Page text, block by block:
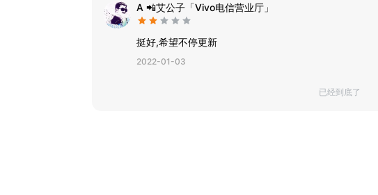
A 📲艾公子「Vivo电信营业厅」
挺好,希望不停更新
2022-01-03
已经到底了